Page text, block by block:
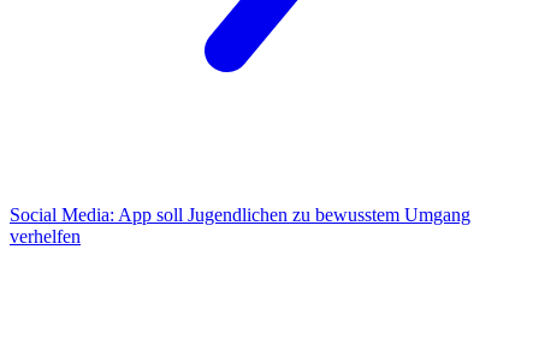
Social Media: App soll Jugendlichen zu bewusstem Umgang
verhelfen